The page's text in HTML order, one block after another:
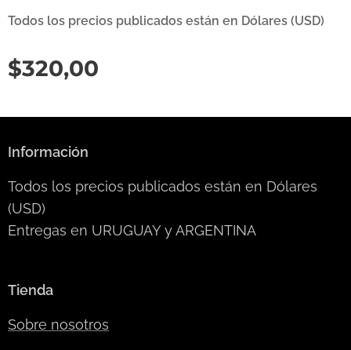
Todos los precios publicados están en Dólares (USD)
$320,00
Información
Todos los precios publicados están en Dólares
(USD)
Entregas en URUGUAY y ARGENTINA
Tienda
Sobre nosotros